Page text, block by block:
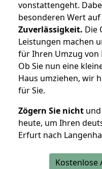
vonstattengeht.
besonderen Wert auf
Zuverlässigkeit. Die
Leistungen machen
für Ihren Umzug von
Ob Sie nun eine
Haus umziehen, wir
für Sie.
Zögern Sie nicht
heute, um Ihren
Erfurt nach
Kostenlose